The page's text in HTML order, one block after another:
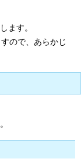
ます。
ので、あらかじ